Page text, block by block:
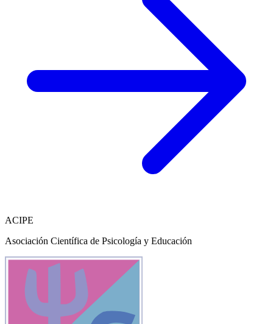
ACIPE
Asociación Científica de Psicología y Educación